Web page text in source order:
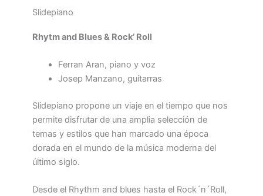
Slidepiano
Rhytm and Blues & Rock’ Roll
Ferran Aran, piano y voz
Josep Manzano, guitarras
Slidepiano propone un viaje en el tiempo que nos
permite disfrutar de una amplia selección de
temas y estilos que han marcado una época
dorada en el mundo de la música moderna del
último siglo.
Desde el Rhythm and blues hasta el Rock´n´Roll,